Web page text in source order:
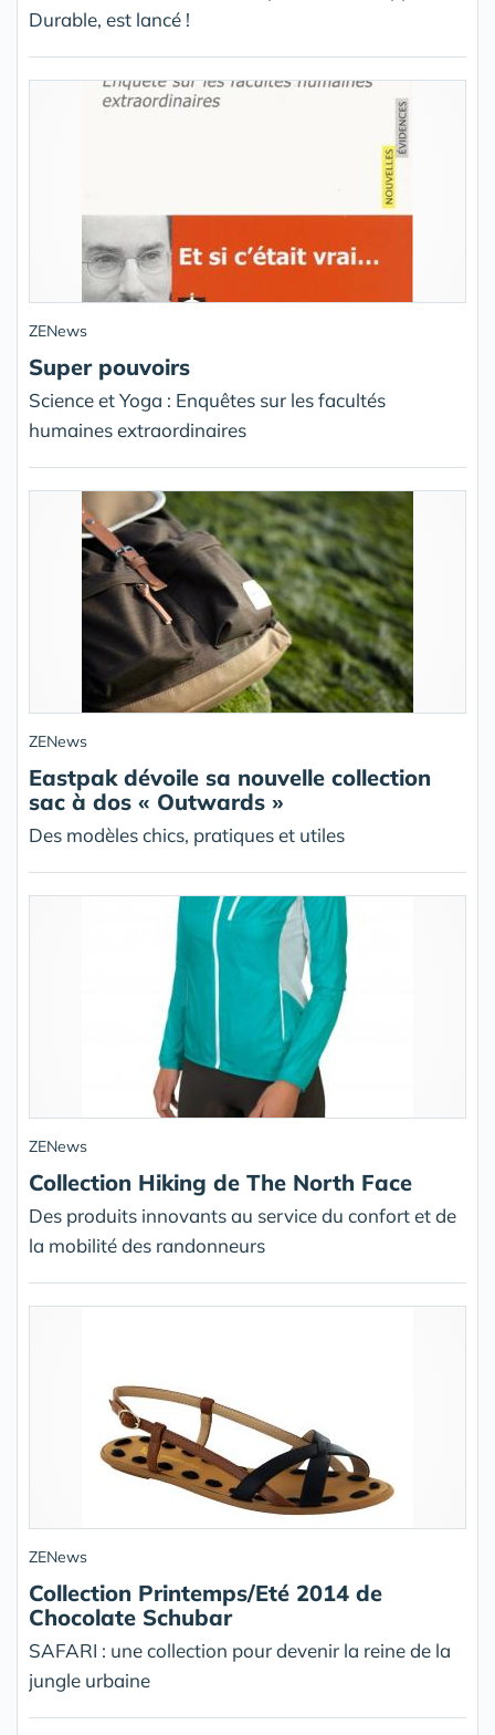
Durable, est lancé !
ZENews
Super pouvoirs
Science et Yoga : Enquêtes sur les facultés
humaines extraordinaires
ZENews
Eastpak dévoile sa nouvelle collection
sac à dos « Outwards »
Des modèles chics, pratiques et utiles
ZENews
Collection Hiking de The North Face
Des produits innovants au service du confort et de
la mobilité des randonneurs
ZENews
Collection Printemps/Eté 2014 de
Chocolate Schubar
SAFARI : une collection pour devenir la reine de la
jungle urbaine